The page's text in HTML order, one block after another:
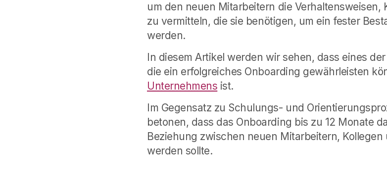
um den neuen Mitarbeitern die Verhaltensweisen,
zu vermitteln, die sie benötigen, um ein fester
werden.
In diesem Artikel werden wir sehen, dass eines
die ein erfolgreiches Onboarding gewährleisten
Unternehmens ist.
Im Gegensatz zu Schulungs- und
betonen, dass das Onboarding bis zu 12 Monate
Beziehung zwischen neuen Mitarbeitern,
werden sollte.